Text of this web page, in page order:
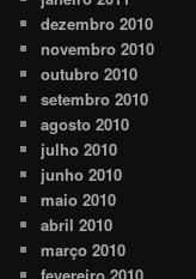
dezembro 2010
novembro 2010
outubro 2010
setembro 2010
agosto 2010
julho 2010
junho 2010
maio 2010
abril 2010
março 2010